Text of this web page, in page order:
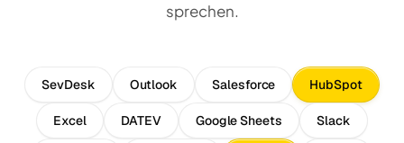
sprechen.
SevDesk Outlook Salesforce HubSpot
Excel DATEV Google Sheets Slack